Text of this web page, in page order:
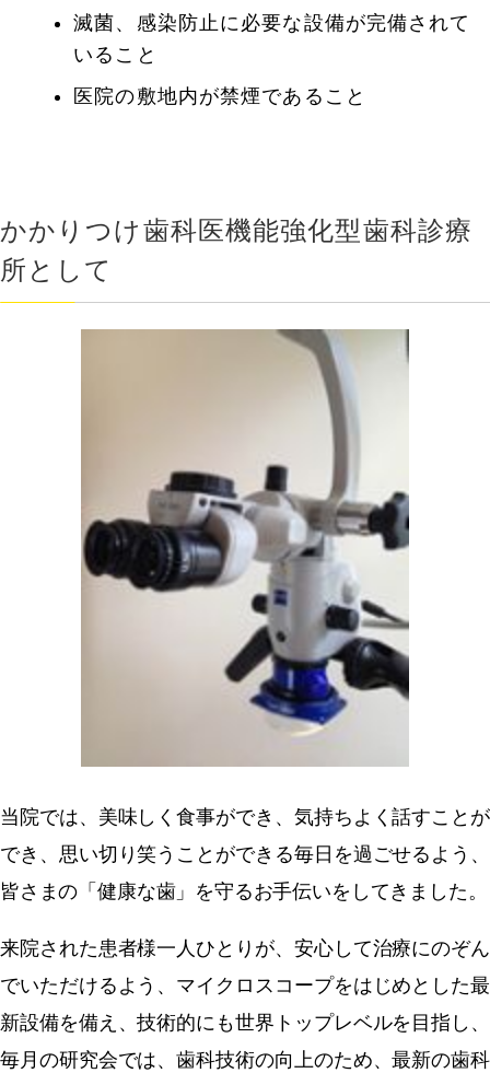
滅菌、感染防止に必要な設備が完備されて
いること
医院の敷地内が禁煙であること
かかりつけ歯科医機能強化型歯科診療
所として
当院では、美味しく食事ができ、気持ちよく話すことが
でき、思い切り笑うことができる毎日を過ごせるよう、
皆さまの「健康な歯」を守るお手伝いをしてきました。
来院された患者様一人ひとりが、安心して治療にのぞん
でいただけるよう、マイクロスコープをはじめとした最
新設備を備え、技術的にも世界トップレベルを目指し、
毎月の研究会では、歯科技術の向上のため、最新の歯科